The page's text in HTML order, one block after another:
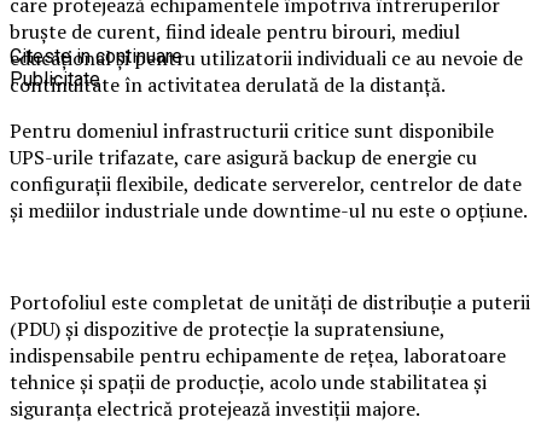
bruște de curent, fiind ideale pentru birouri, mediul
educațional și pentru utilizatorii individuali ce au nevoie de
continuitate în activitatea derulată de la distanță.
Pentru domeniul infrastructurii critice sunt disponibile
UPS-urile trifazate, care asigură backup de energie cu
configurații flexibile, dedicate serverelor, centrelor de date
și mediilor industriale unde downtime-ul nu este o opțiune.
Portofoliul este completat de unități de distribuție a puterii
(PDU) și dispozitive de protecție la supratensiune,
indispensabile pentru echipamente de rețea, laboratoare
tehnice și spații de producție, acolo unde stabilitatea și
siguranța electrică protejează investiții majore.
Citeste in continuare
Publicitate